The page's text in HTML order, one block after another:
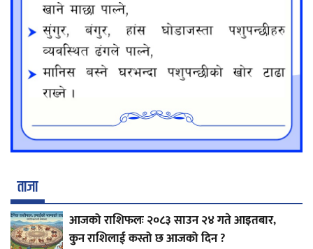
ताजा
आजको राशिफलः २०८३ साउन २४ गते आइतबार,
कुन राशिलाई कस्तो छ आजको दिन ?